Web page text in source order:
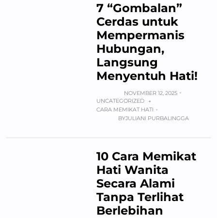
7 “Gombalan”
Cerdas untuk
Mempermanis
Hubungan,
Langsung
Menyentuh Hati!
NOVEMBER 12, 2025
UNCATEGORIZED
+
CARA MEMIKAT HATI
BYJULIANI PURBALINGGA
10 Cara Memikat
Hati Wanita
Secara Alami
Tanpa Terlihat
Berlebihan